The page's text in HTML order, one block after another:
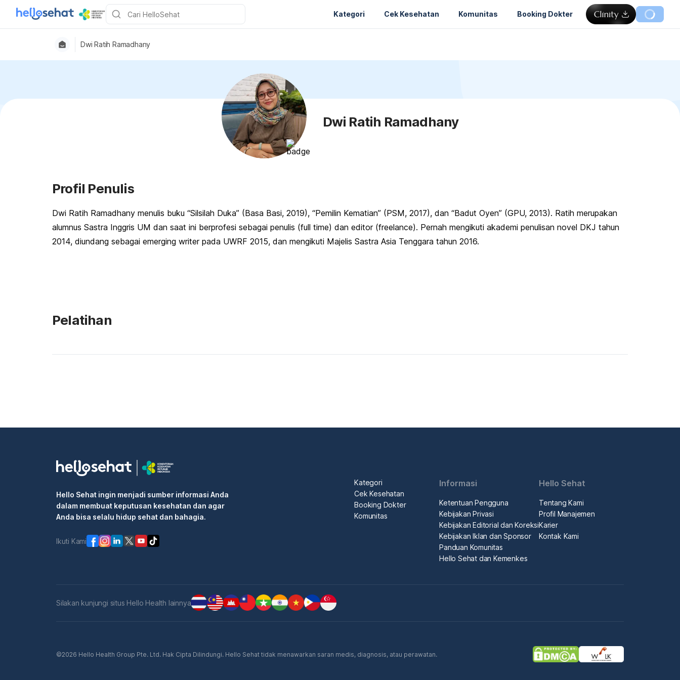
Kategori Cek Kesehatan Komunitas Booking Dokter
Dwi Ratih Ramadhany
Dwi Ratih Ramadhany
Profil Penulis
Dwi Ratih Ramadhany menulis buku “Silsilah Duka” (Basa Basi, 2019), “Pemilin Kematian” (PSM, 2017), dan “Badut Oyen” (GPU, 2013). Ratih merupakan
alumnus Sastra Inggris UM dan saat ini berprofesi sebagai penulis (full time) dan editor (freelance). Pernah mengikuti akademi penulisan novel DKJ tahun
2014, diundang sebagai emerging writer pada UWRF 2015, dan mengikuti Majelis Sastra Asia Tenggara tahun 2016.
Pelatihan
Hello Sehat ingin menjadi sumber informasi Anda
dalam membuat keputusan kesehatan dan agar
Anda bisa selalu hidup sehat dan bahagia.
Ikuti Kami
Kategori
Cek Kesehatan
Booking Dokter
Komunitas
Informasi
Ketentuan Pengguna
Kebijakan Privasi
Kebijakan Editorial dan Koreksi
Kebijakan Iklan dan Sponsor
Panduan Komunitas
Hello Sehat dan Kemenkes
Hello Sehat
Tentang Kami
Profil Manajemen
Karier
Kontak Kami
Silakan kunjungi situs Hello Health lainnya
©2026 Hello Health Group Pte. Ltd. Hak Cipta Dilindungi. Hello Sehat tidak menawarkan saran medis, diagnosis, atau perawatan.